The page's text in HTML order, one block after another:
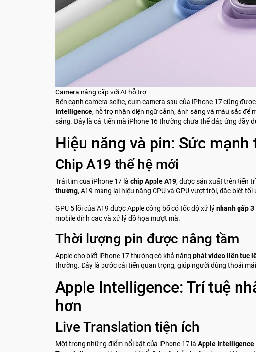
Camera nâng cấp với AI hỗ trợ
Bên cạnh camera selfie, cụm camera sau của iPhone 17 cũng
Intelligence, hỗ trợ nhận diện ngữ cảnh, ánh sáng và màu sắc để
sáng. Đây là cải tiến mà iPhone 16 thường chưa thể đáp ứng đầy
Hiệu năng và pin: Sức
Chip A19 thế hệ mới
Trái tim của iPhone 17 là chip Apple A19, được sản xuất trên tiến
thường, A19 mang lại hiệu năng CPU và GPU vượt trội, đặc biệt
GPU 5 lõi của A19 được Apple công bố có tốc độ xử lýnhanh gấp
mobile đỉnh cao và xử lý đồ họa mượt mà.
Thời lượng pin được nâng tầm
Apple cho biết iPhone 17 thường có khả năng phát video liên tục
thường. Đây là bước cải tiến quan trọng, giúp người dùng thoải
Apple Intelligence: Trí tuệ
hơn
Live Translation tiện ích
Một trong những điểm nổi bật của iPhone 17 là Apple Intelligence